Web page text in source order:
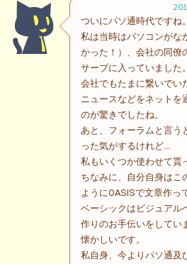
ついにパソ通時代ですね。
私は当時はパソコンがな
かった！）、会社の同僚
サーブに入っていました。
会社でもたまに繋いでい
ニュースなどをネットを
のが驚きでしたね。
あと、フォーラムと言う
った気がするけれど…
私もいくつか使わせて貰
ちなみに、自分自身はこ
ようにOASISで文章作っ
ベーシックはビジュアル
作りのお手伝いをしてい
懐かしいです。
私自身、今よりパソ通及